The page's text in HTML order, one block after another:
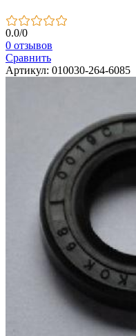
0.0/0
0 отзывов
Сравнить
Артикул: 010030-264-6085